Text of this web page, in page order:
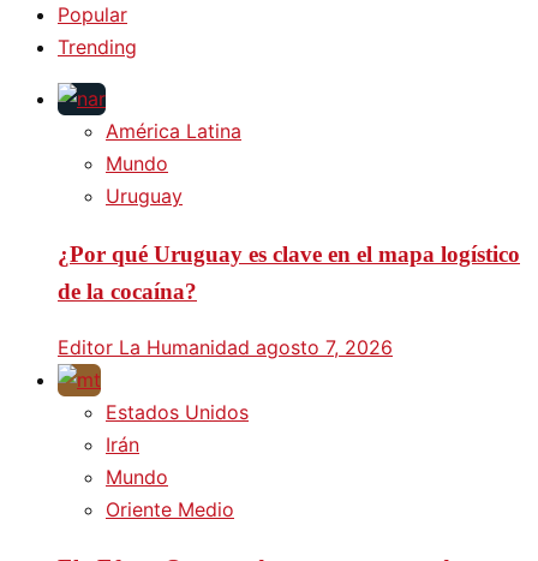
Popular
Trending
América Latina
Mundo
Uruguay
¿Por qué Uruguay es clave en el mapa logístico
de la cocaína?
Editor La Humanidad agosto 7, 2026
Estados Unidos
Irán
Mundo
Oriente Medio